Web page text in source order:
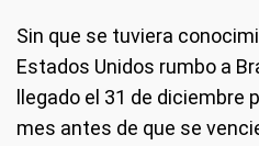
Sin que se tuviera
Estados Unidos rumbo a
llegado el 31 de
mes antes de que se